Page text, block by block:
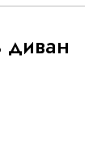
диван